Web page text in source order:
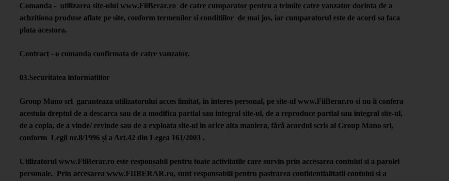
Comanda - utilizarea site-ului www.FiiBerar.ro de catre cumparator pentru a trimite catre vanzator dorinta de a
achzitiona produse aflate pe site, conform termenilor si conditiilor de mai jos, iar cumparatorul este de acord sa faca
plata acestora.
Contract - o comanda confirmata de catre vanzator.
03.Securitatea informatiilor
Group Mano srl garanteaza utilizatorului acces limitat, in interes personal, pe site-ul www.FiiBerar.ro si nu ii confera
acestuia dreptul de a descarca sau de a modifica partial sau integral site-ul, de a reproduce partial sau integral site-ul,
de a copia, de a vinde/ revinde sau de a exploata site-ul in orice alta maniera, fără acordul scris al Group Mano srl,
conform Legii nr.8/1996 și a Art.42 din Legea 161/2003 .
Utilizatorul www.FiiBerar.ro este responsabil pentru toate activitatile care survin prin accesarea contului si a parolei
personale. Prin accesarea www.FIIBERAR.ro, sunt responsabili pentru pastrarea confidentialitatii contului si a